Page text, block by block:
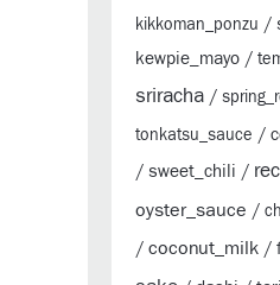
kikkoman_ponzu /
kewpie_mayo /
sriracha /
tonkatsu_sauce /
/ sweet_chili /
oyster_sauce /
/ coconut_milk /